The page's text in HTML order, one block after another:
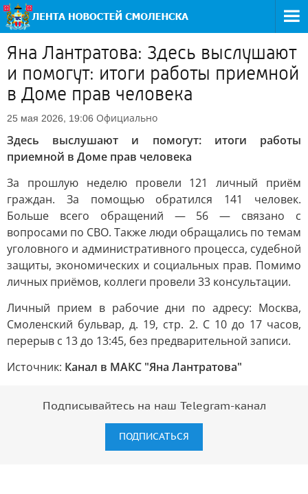
Яна Лантратова: Здесь выслушают
и помогут: итоги работы приемной
в Доме прав человека
25 мая 2026, 19:06 Официально
Здесь выслушают и помогут: итоги работы
приемной в Доме прав человека
За прошлую неделю провели 121 личный приём
граждан. За помощью обратился 141 человек.
Больше всего обращений — 56 — связано с
вопросами по СВО. Также люди обращались по темам
уголовного и административного процесса, судебной
защиты, экономических и социальных прав. Помимо
личных приёмов, коллеги провели 33 консультации.
Личный прием в рабочие дни по адресу: Москва,
Смоленский бульвар, д. 19, стр. 2. С 10 до 17 часов,
перерыв с 13 до 13:45, без предварительной записи.
Источник: Канал в МАКС "Яна Лантратова"
Подписывайтесь на наш Telegram-канал
ПОДПИСАТЬСЯ